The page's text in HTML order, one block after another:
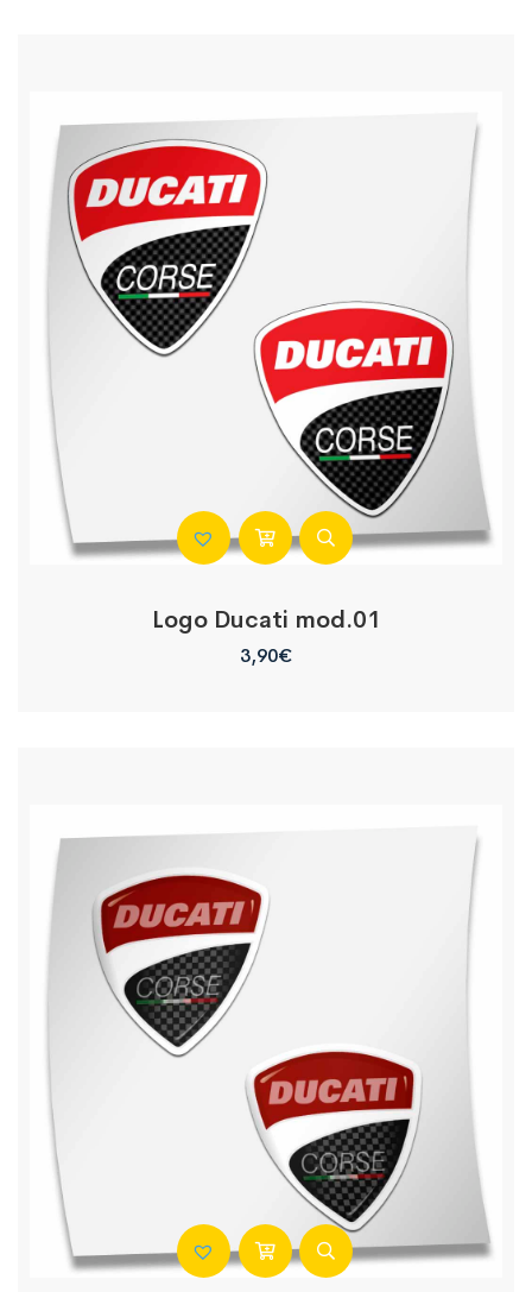
Logo Ducati mod.01
3,90€